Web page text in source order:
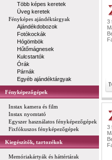
Több képes keretek
Üveg keretek
Fényképes ajándéktárgyak
Ajándékdobozok
Fotókockák
Hógömbök
Hűtőmágnesek
Kulcstartók
Órák
Párnák
Egyéb ajándéktárgyak
Fényképezőgépek
Instax kamera és film
Instax nyomtató
Egyszer használatos fényképezőgépek
Fixfókuszos fényképezőgépek
Kiegészítők, tartozékok
Memóriakártyák és háttértárak
3
3